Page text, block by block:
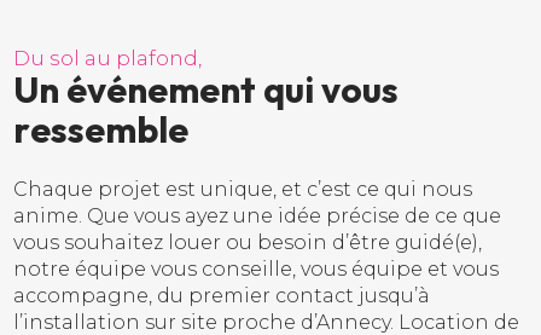
Du sol a u plafond
Un événement quivous
ressemble
Chaque projet est unique, et c’est ce qui nous
anime. Que vous ayez une idée précise de ce que
vous souhaitez louer ou besoin d’être guidé(e),
notre équipe vous conseille, vous équipe et vous
accompagne, du premier contact jusqu’à
l’installation sur site proche d’Annecy. Location de